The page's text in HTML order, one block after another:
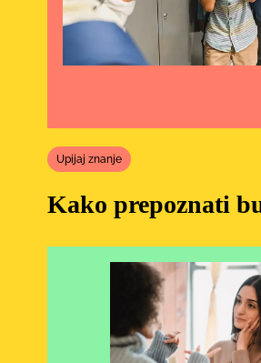
Upijaj znanje
Kako prepoznati